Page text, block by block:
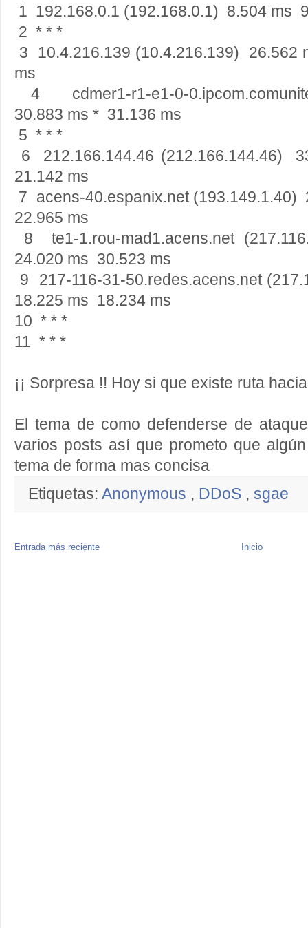
1 192.168.0.1 (192.168.0.1) 8.504 ms
2 * * *
3 10.4.216.139 (10.4.216.139)
ms
4 cdmer1-r1-e1-0-
30.883 ms * 31.136 ms
5 * * *
6 212.166.144.46 (212.166.144.46)
21.142 ms
7 acens-40.espanix.net
22.965 ms
8 te1-1.rou-mad1.acens.net
24.020 ms 30.523 ms
9 217-116-31-50.redes.acens.net
18.225 ms 18.234 ms
10 * * *
11 * * *
¡¡ Sorpresa !! Hoy si que existe ruta
El tema de como defenderse de
varios posts así que prometo que
tema de forma mas concisa
Etiquetas: Anonymous , DDoS , sgae
Entrada más reciente Inicio